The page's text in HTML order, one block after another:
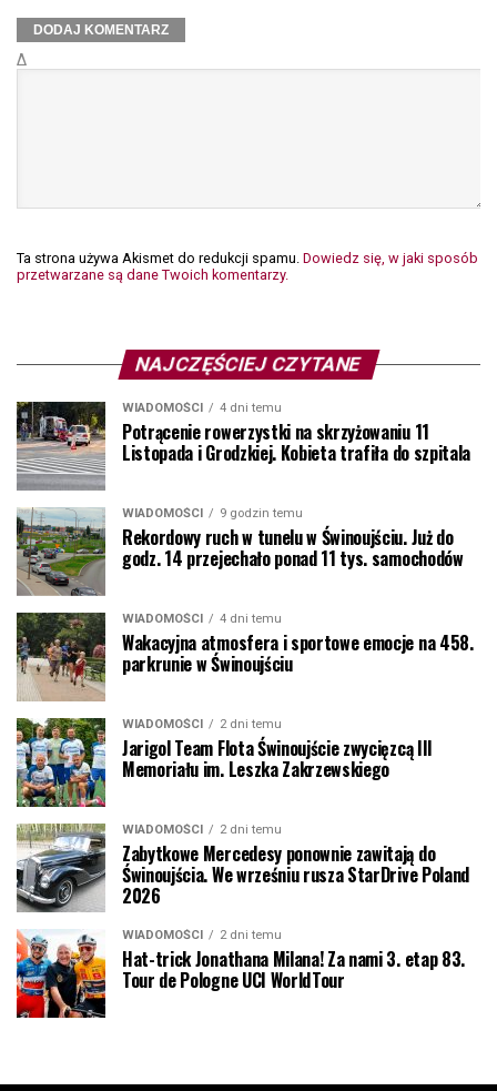
Δ
Ta strona używa Akismet do redukcji spamu. Dowiedz się, w jaki sposób
przetwarzane są dane Twoich komentarzy.
NAJCZĘŚCIEJ CZYTANE
WIADOMOŚCI 4 dni temu
Potrącenie rowerzystki na skrzyżowaniu 11
Listopada i Grodzkiej. Kobieta trafiła do szpitala
WIADOMOŚCI 9 godzin temu
Rekordowy ruch w tunelu w Świnoujściu. Już do
godz. 14 przejechało ponad 11 tys. samochodów
WIADOMOŚCI 4 dni temu
Wakacyjna atmosfera i sportowe emocje na 458.
parkrunie w Świnoujściu
WIADOMOŚCI 2 dni temu
Jarigol Team Flota Świnoujście zwycięzcą III
Memoriału im. Leszka Zakrzewskiego
WIADOMOŚCI 2 dni temu
Zabytkowe Mercedesy ponownie zawitają do
Świnoujścia. We wrześniu rusza StarDrive Poland
2026
WIADOMOŚCI 2 dni temu
Hat-trick Jonathana Milana! Za nami 3. etap 83.
Tour de Pologne UCI WorldTour